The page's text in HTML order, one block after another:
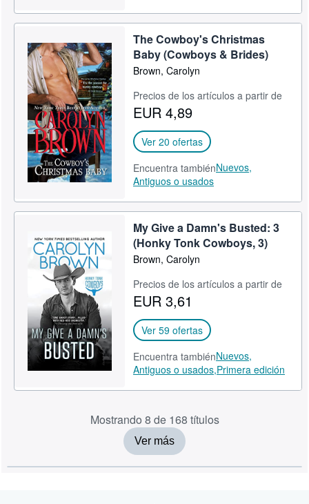
The Cowboy's Christmas
Baby (Cowboys & Brides)
Brown, Carolyn
Precios de los artículos a partir de
EUR 4,89
Ver 20 ofertas
Encuentra tambiénNuevos,
Antiguos o usados
My Give a Damn's Busted: 3
(Honky Tonk Cowboys, 3)
Brown, Carolyn
Precios de los artículos a partir de
EUR 3,61
Ver 59 ofertas
Encuentra tambiénNuevos,
Antiguos o usados,Primera edición
Mostrando 8 de 168 títulos
Ver más